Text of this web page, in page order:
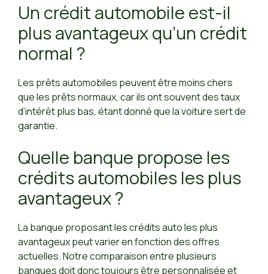
Un crédit automobile est-il
plus avantageux qu’un crédit
normal ?
Les prêts automobiles peuvent être moins chers
que les prêts normaux, car ils ont souvent des taux
d’intérêt plus bas, étant donné que la voiture sert de
garantie.
Quelle banque propose les
crédits automobiles les plus
avantageux ?
La banque proposant les crédits auto les plus
avantageux peut varier en fonction des offres
actuelles. Notre comparaison entre plusieurs
banques doit donc toujours être personnalisée et